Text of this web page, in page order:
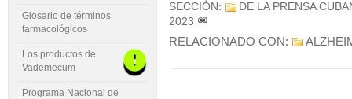
SECCIÓN:
DE LA PRENSA
2023
RELACIONADO CON:
Glosario de términos
farmacológicos
Los productos de
Vademecum
Programa Nacional de